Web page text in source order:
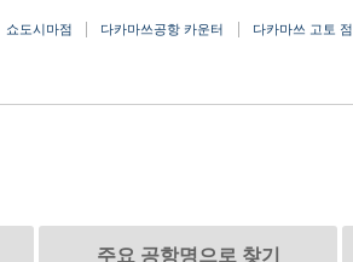
쇼도시마점 다카마쓰공항 카운터 다카마쓰 고토 점
주요 공항명으로 찾기